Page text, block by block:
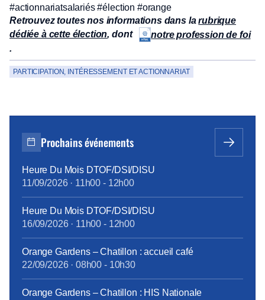
#actionnariatsalariés #élection #orange
Retrouvez toutes nos informations dans larubrique
dédiée à cette élection, dont
notre profession de foi
.
PARTICIPATION, INTÉRESSEMENT ET ACTIONNARIAT
Prochains événements
Heure Du Mois DTOF/DSI/DISU
11/09/2026· 11h00 - 12h00
Heure Du Mois DTOF/DSI/DISU
16/09/2026· 11h00 - 12h00
Orange Gardens – Chatillon : accueil café
22/09/2026· 08h00 - 10h30
Orange Gardens – Chatillon : HIS Nationale